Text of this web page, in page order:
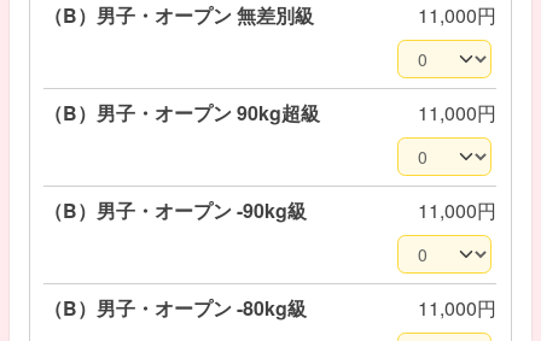
（B）男子・オープン 無差別級 11,000円
（B）男子・オープン 90kg超級 11,000円
（B）男子・オープン -90kg級 11,000円
（B）男子・オープン -80kg級 11,000円